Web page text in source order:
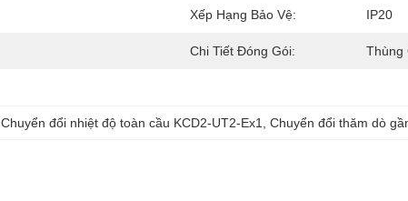
Xếp Hạng Bảo Vệ: IP20
Chi Tiết Đóng Gói: Thùng
Chuyển đổi nhiệt độ toàn cầu KCD2-UT2-Ex1 Chuyển đổi thăm dò